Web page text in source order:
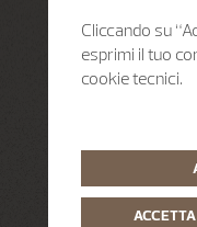
Cliccando su
esprimi il tuo
cookie tecnici.